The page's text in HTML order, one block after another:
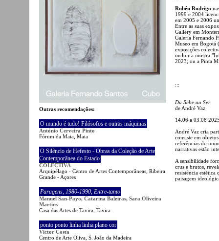
Outras recomendações:
O mundo é tudo! Filósofos e outras máquinas
António Cerveira Pinto
Fórum da Maia, Maia
O Silêncio de Hefesto - Obras da Coleção de Arte
Contemporânea do Estado
COLECTIVA
Arquipélago - Centro de Artes Contemporâneas, Ribeira
Grande - Açores
Paragens, 1980-1990, Entre-tanto
Manuel San-Payo, Catarina Baleiras, Sara Oliveira
Martins
Casa das Artes de Tavira, Tavira
ponto ponto linha linha plano cor
Victor Costa
Centro de Arte Oliva, S. João da Madeira
Rubén Rodrigo
1999 e 2004
em 2005 e 2006
Entre as suas
Gallery em
Galeria Fernando
Museo em Bogotá
exposições
incluir a mostra
2023; ou a Pinta
:::
Da Sebe ao Ser
de André Vaz
14.06 a 03.08
André Vaz cria
consiste em
referências do
narrativas estão
A sensibilidade
crus e brutos,
resistência estética
paisagem